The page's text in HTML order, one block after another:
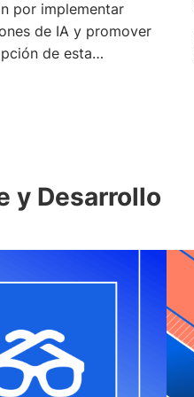
por implementar
de IA y promover
de esta
y Desarrollo